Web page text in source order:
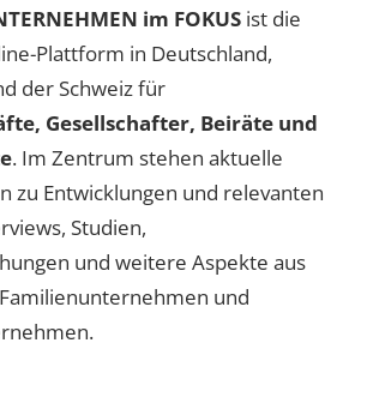
im FOKUS ist die
Plattform in Deutschland,
der Schweiz für
Gesellschafter, Beiräte und
. Im Zentrum stehen aktuelle
zu Entwicklungen und relevanten
Studien,
und weitere Aspekte aus
und